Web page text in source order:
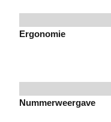
Ergonomie
Nummerweergave